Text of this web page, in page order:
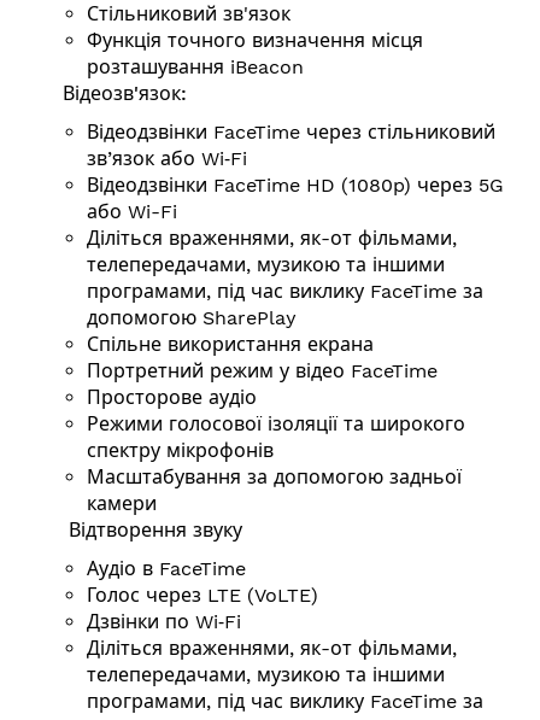
Стільниковий зв'язок
Функція точного визначення місця
розташування iBeacon
Відеозв'язок:
Відеодзвінки FaceTime через стільниковий
зв’язок або Wi‑Fi
Відеодзвінки FaceTime HD (1080p) через 5G
або Wi-Fi
Діліться враженнями, як-от фільмами,
телепередачами, музикою та іншими
програмами, під час виклику FaceTime за
допомогою SharePlay
Спільне використання екрана
Портретний режим у відео FaceTime
Просторове аудіо
Режими голосової ізоляції та широкого
спектру мікрофонів
Масштабування за допомогою задньої
камери
Відтворення звуку
Аудіо в FaceTime
Голос через LTE (VoLTE)
Дзвінки по Wi‑Fi
Діліться враженнями, як-от фільмами,
телепередачами, музикою та іншими
програмами, під час виклику FaceTime за